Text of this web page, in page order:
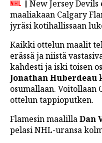
NHL
New Jersey
maaliakaan Calgary
jyräsi kotihallissaan
Kaikki ottelun maalit
erässä ja niistä
kahdesti ja iski toisen
Jonathan Huberdeau
osumallaan. Voitollaan
ottelun tappioputken.
Flamesin maalillaDan
pelasi NHL-uransa
F1
LINTU VAI KALA
46 DENTON ROAD
VIDEOT
PODCASTIT